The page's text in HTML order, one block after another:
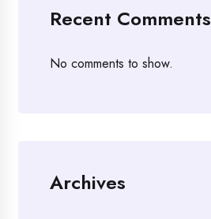
Recent Comments
No comments to show.
Archives